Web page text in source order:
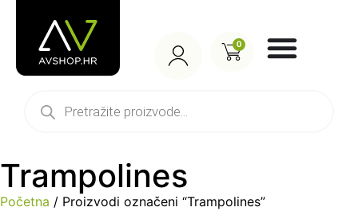
0
Trampolines
Početna / Proizvodi označeni “Trampolines”